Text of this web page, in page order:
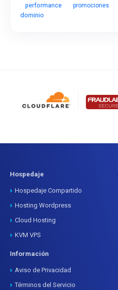
performance promociones
dominio
Hospedaje
Hospedaje Compartido
Hosting Wordpress
Cloud Hosting
KVM VPS
Información
Aviso de Privacidad
Términos del Servicio